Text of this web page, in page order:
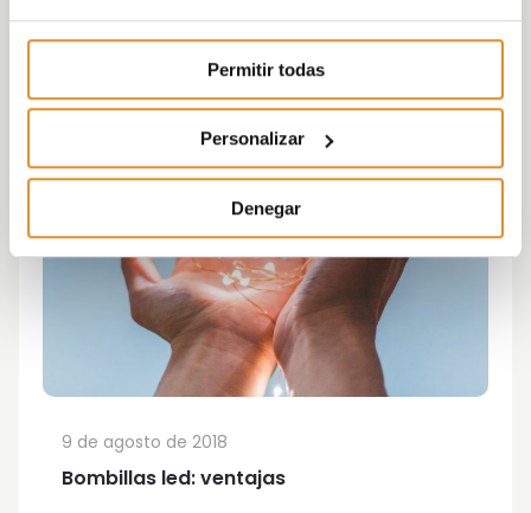
Permitir todas
Personalizar
Denegar
Bombillas led: ventajas
9 de agosto de 2018